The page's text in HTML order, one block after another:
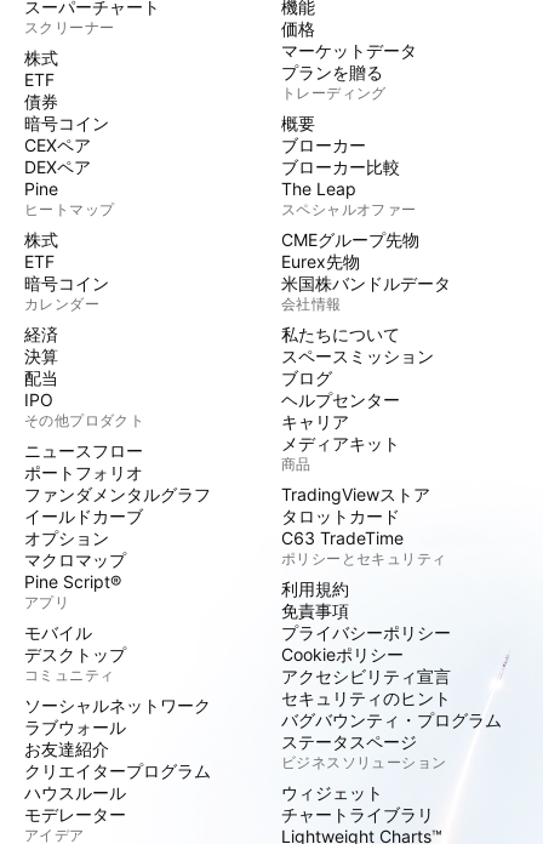
スーパーチャート
スクリーナー
株式
ETF
債券
暗号コイン
CEXペア
DEXペア
Pine
ヒートマップ
株式
ETF
暗号コイン
カレンダー
経済
決算
配当
IPO
その他プロダクト
ニュースフロー
ポートフォリオ
ファンダメンタルグラフ
イールドカーブ
オプション
マクロマップ
Pine Script®
アプリ
モバイル
デスクトップ
コミュニティ
ソーシャルネットワーク
ラブウォール
お友達紹介
クリエイタープログラム
ハウスルール
モデレーター
アイデア
機能
価格
マーケットデータ
プランを贈る
トレーディング
概要
ブローカー
ブローカー比較
The Leap
スペシャルオファー
CMEグループ先物
Eurex先物
米国株バンドルデータ
会社情報
私たちについて
スペースミッション
ブログ
ヘルプセンター
キャリア
メディアキット
商品
TradingViewストア
タロットカード
C63 TradeTime
ポリシーとセキュリティ
利用規約
免責事項
プライバシーポリシー
Cookieポリシー
アクセシビリティ宣言
セキュリティのヒント
バグバウンティ・プログラム
ステータスページ
ビジネスソリューション
ウィジェット
チャートライブラリ
Lightweight Charts™